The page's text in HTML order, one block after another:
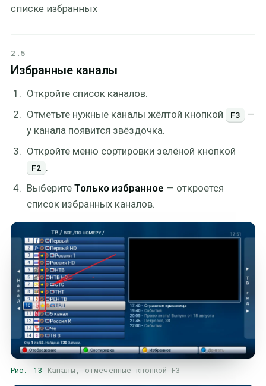
списке избранных
2.5
Избранные каналы
Откройте список каналов.
Отметьте нужные каналы жёлтой кнопкой
F3
—
у канала появится звёздочка.
Откройте меню сортировки зелёной кнопкой
F2 .
Выберите Только избранное — откроется
список избранных каналов.
Рис. 13 Каналы, отмеченные кнопкой F3